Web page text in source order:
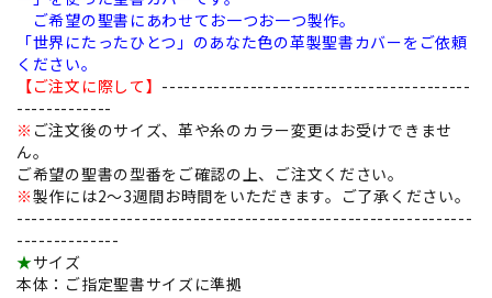
ご希望の聖書にあわせてお一つお一つ製作。
「世界にたったひとつ」のあなた色の革製聖書カバーをご依頼
ください。
【ご注文に際して】 ------------------------------------------
-------------
※ ご注文後のサイズ、革や糸のカラー変更はお受けできませ
ん。
ご希望の聖書の型番をご確認の上、ご注文ください。
※製作には2〜3週間お時間をいただきます。ご了承ください。
--------------------------------------------------------------
--------------
★サイズ
本体：ご指定聖書サイズに準拠